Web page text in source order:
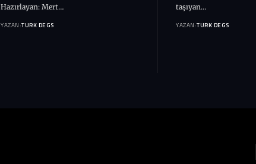
Hazırlayan: Mert…
YAZAN:TURK DEGS
taşıyan…
YAZAN:TURK DEGS